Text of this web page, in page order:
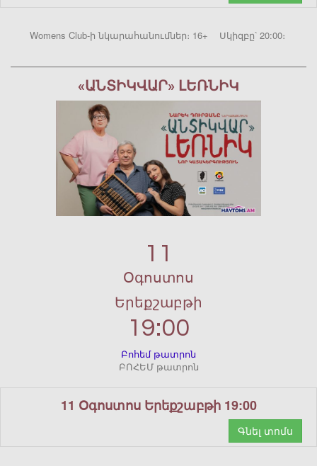
Womens Club-ի նկարահանումներ։ 16+ Սկիզբը՝ 20:00։
«ԱՆՏԻԿՎԱՐ» ԼԵՌՆԻԿ
11
Օգոստոս
Երեքշաբթի
19:00
Բոհեմ թատրոն
ԲՈՀԵՄ թատրոն
11 Օգոստոս Երեքշաբթի 19:00
Գնել տոմս